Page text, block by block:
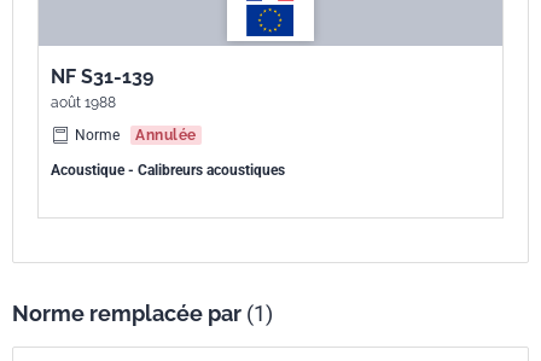
NF S31-139
août 1988
Norme
Annulée
Acoustique - Calibreurs acoustiques
Norme remplacée par (1)